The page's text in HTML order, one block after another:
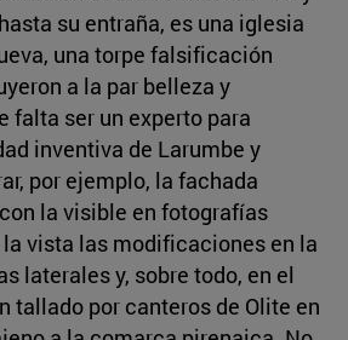
su entraña, es una iglesia
una torpe falsificación
a la par belleza y
falta ser un experto para
inventiva de Larumbe y
por ejemplo, la fachada
la visible en fotografías
vista las modificaciones en la
laterales y, sobre todo, en el
tallado por canteros de Olite en